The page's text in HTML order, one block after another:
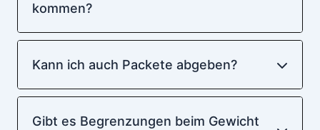
kommen?
Kann ich auch Packete abgeben?
Gibt es Begrenzungen beim Gewicht